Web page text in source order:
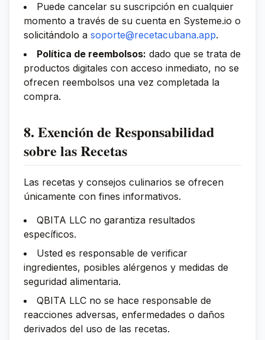
Puede cancelar su suscripción en cualquier
momento a través de su cuenta en Systeme.io o
solicitándolo a soporte@recetacubana.app.
Política de reembolsos: dado que se trata de
productos digitales con acceso inmediato, no se
ofrecen reembolsos una vez completada la
compra.
8. Exención de Responsabilidad
sobre las Recetas
Las recetas y consejos culinarios se ofrecen
únicamente con fines informativos.
QBITA LLC no garantiza resultados
específicos.
Usted es responsable de verificar
ingredientes, posibles alérgenos y medidas de
seguridad alimentaria.
QBITA LLC no se hace responsable de
reacciones adversas, enfermedades o daños
derivados del uso de las recetas.